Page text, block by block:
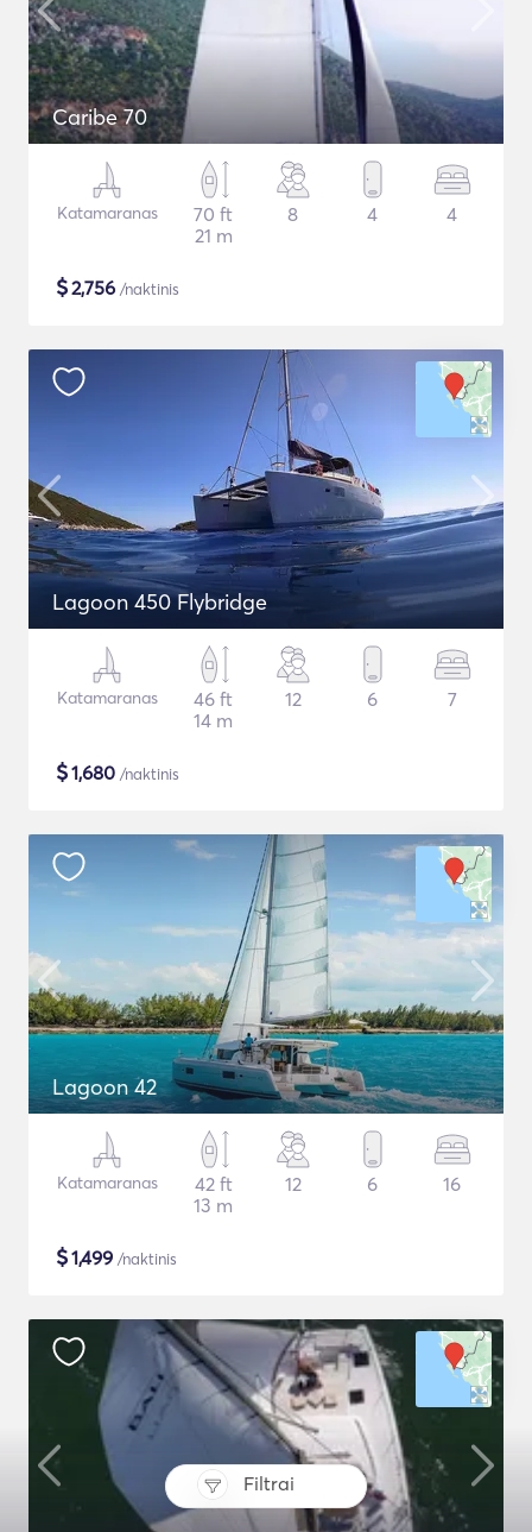
Filtrai
Caribe 70
Katamaranas
70 ft
21 m
8 4 4
$2,756 /naktinis
Lagoon 450 Flybridge
Katamaranas
46 ft
14 m
12 6 7
$1,680 /naktinis
Lagoon 42
Katamaranas
42 ft
13 m
12 6 16
$1,499 /naktinis